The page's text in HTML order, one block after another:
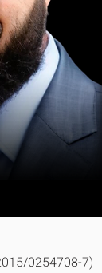
0254708-7)